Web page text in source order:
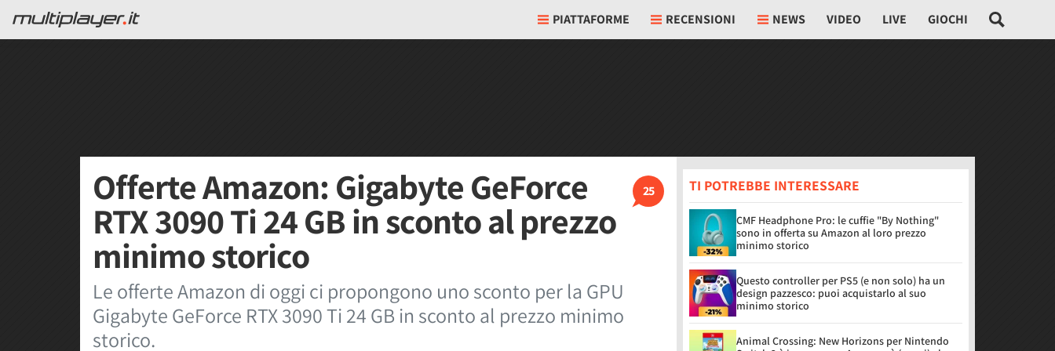
PIATTAFORME RECENSIONI NEWS VIDEO LIVE GIOCHI
25
Offerte Amazon: Gigabyte GeForce
RTX 3090 Ti 24 GB in sconto al prezzo
minimo storico
Le offerte Amazon di oggi ci propongono uno sconto per la GPU
Gigabyte GeForce RTX 3090 Ti 24 GB in sconto al prezzo minimo
storico.
TI POTREBBE INTERESSARE
CMF Headphone Pro: le cuffie "By Nothing"
sono in offerta su Amazon al loro prezzo
minimo storico
Questo controller per PS5 (e non solo) ha un
design pazzesco: puoi acquistarlo al suo
minimo storico
Animal Crossing: New Horizons per Nintendo